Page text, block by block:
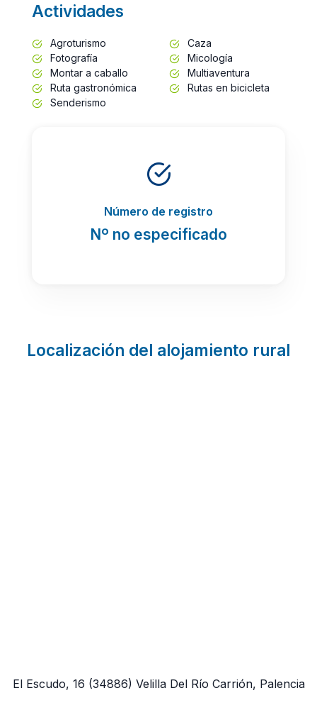
Actividades
Agroturismo
Caza
Fotografía
Micología
Montar a caballo
Multiaventura
Ruta gastronómica
Rutas en bicicleta
Senderismo
Número de registro
Nº no especificado
Localización del alojamiento rural
El Escudo, 16 (34886) Velilla Del Río Carrión, Palencia